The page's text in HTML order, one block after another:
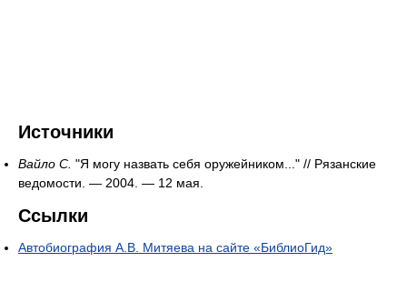
Источники
Вайло С. "Я могу назвать себя оружейником..." // Рязанские
ведомости. — 2004. — 12 мая.
Ссылки
Автобиография А.В. Митяева на сайте «БиблиоГид»